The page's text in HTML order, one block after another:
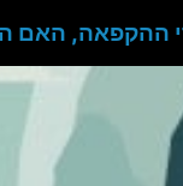
ההקפאה, האם